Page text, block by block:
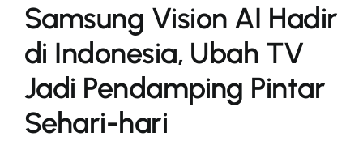
Samsung Vision AI Hadir
di Indonesia, Ubah TV
Jadi Pendamping Pintar
Sehari-hari